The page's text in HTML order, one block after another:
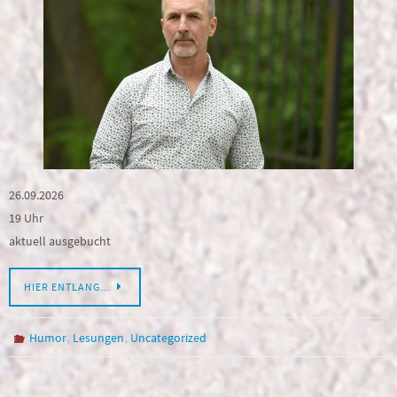
26.09.2026
19 Uhr
aktuell ausgebucht
HIER ENTLANG…
Humor, Lesungen, Uncategorized